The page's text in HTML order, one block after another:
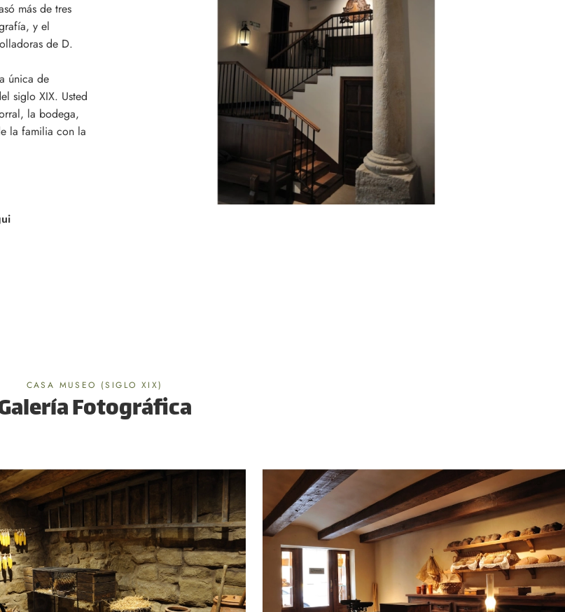
más de tres
y el
de D.
única de
siglo XIX. Usted
la bodega,
la familia con la
CASA MUSEO (SIGLO XIX)
Fotográfica